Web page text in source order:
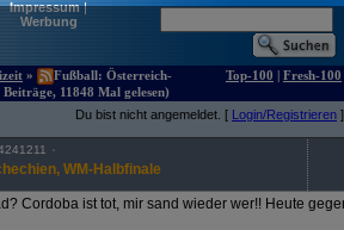
Impressum|
Werbung
»
Fußball: Österreich-
11848 Mal gelesen)
Top-100 | Fresh-100
Du bist nicht angemeldet. [ Login/Registrieren ]
WM-Halbfinale
Cordoba ist tot, mir sand wieder wer!! Heute